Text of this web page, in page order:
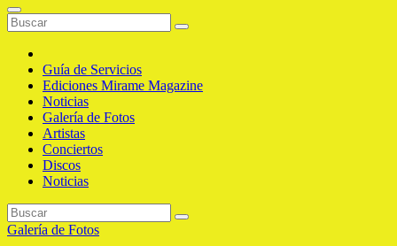
Guía de Servicios
Ediciones Mirame Magazine
Noticias
Galería de Fotos
Artistas
Conciertos
Discos
Noticias
Galería de Fotos